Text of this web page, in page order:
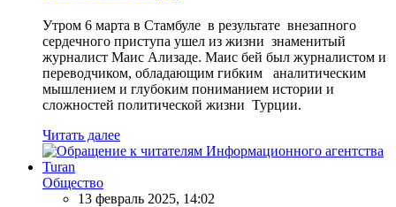
Утром 6 марта в Стамбуле в результате внезапного
сердечного приступа ушел из жизни знаменитый
журналист Маис Ализаде. Маис бей был журналистом и
переводчиком, обладающим гибким аналитическим
мышлением и глубоким пониманием истории и
сложностей политической жизни Турции.
Читать далее
Общество
13 февраль 2025, 14:02